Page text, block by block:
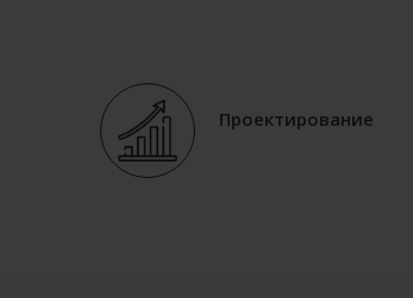
Проектирование